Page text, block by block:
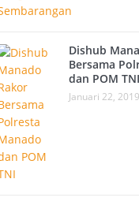
Dishub
Bersama
dan POM TNI
Januari 22, 2019